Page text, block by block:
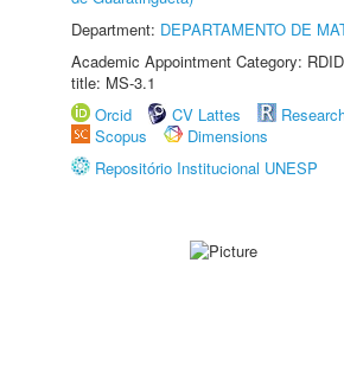
Department: DEPARTAMENTO DE
Academic Appointment Category:
title: MS-3.1
Orcid
CV Lattes
Scopus
Dimensions
Repositório Institucional UNESP